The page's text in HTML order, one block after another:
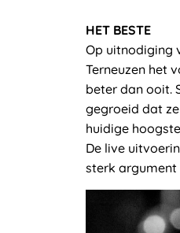
HET BESTE
Op uitnodiging
Terneuzen het
beter dan ooit.
gegroeid dat
huidige
De live
sterk argument